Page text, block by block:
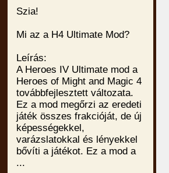
Szia!
Mi az a H4 Ultimate Mod?
Leírás:
A Heroes IV Ultimate mod a
Heroes of Might and Magic 4
továbbfejlesztett változata.
Ez a mod megőrzi az eredeti
játék összes frakcióját, de új
képességekkel,
varázslatokkal és lényekkel
bővíti a játékot. Ez a mod a
...